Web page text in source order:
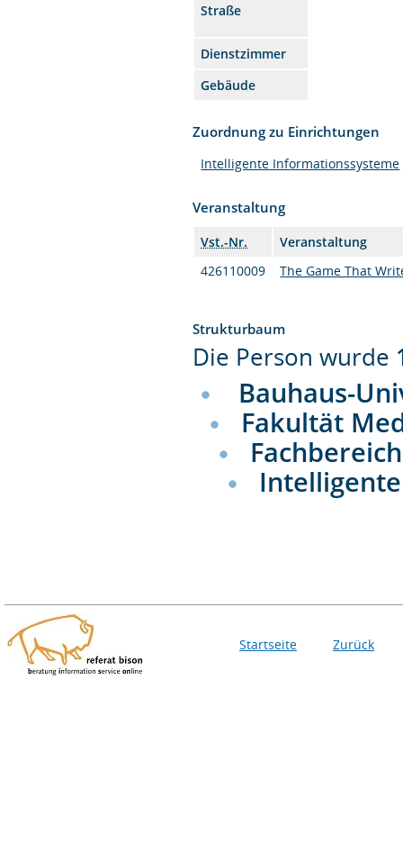
Straße
Dienstzimmer
Gebäude
Zuordnung zu Einrichtungen
Intelligente Informationssysteme
Veranstaltung
Vst.-Nr.
Veranstaltung
426110009
The Game That
Strukturbaum
Die Person wurde
Bauhaus-
Fakultät
Startseite Zurück